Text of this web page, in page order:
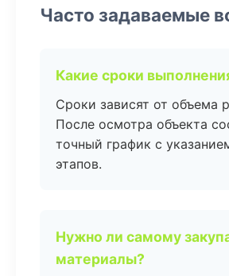
Часто задаваемые
Какие сроки
Сроки зависят от объема
После осмотра объекта
точный график с
этапов.
Нужно ли самому
материалы?